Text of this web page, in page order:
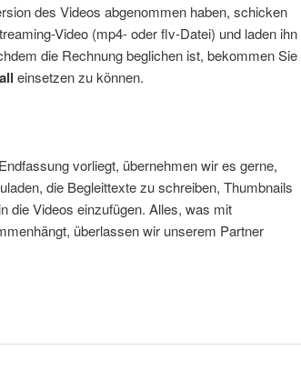
des Videos abgenommen haben, schicken
Video (mp4- oder flv-Datei) und laden ihn
die Rechnung beglichen ist, bekommen Sie
einsetzen zu können.
vorliegt, übernehmen wir es gerne,
die Begleittexte zu schreiben, Thumbnails
die Videos einzufügen. Alles, was mit
überlassen wir unserem Partner